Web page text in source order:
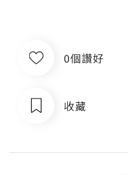
0個讚好
收藏